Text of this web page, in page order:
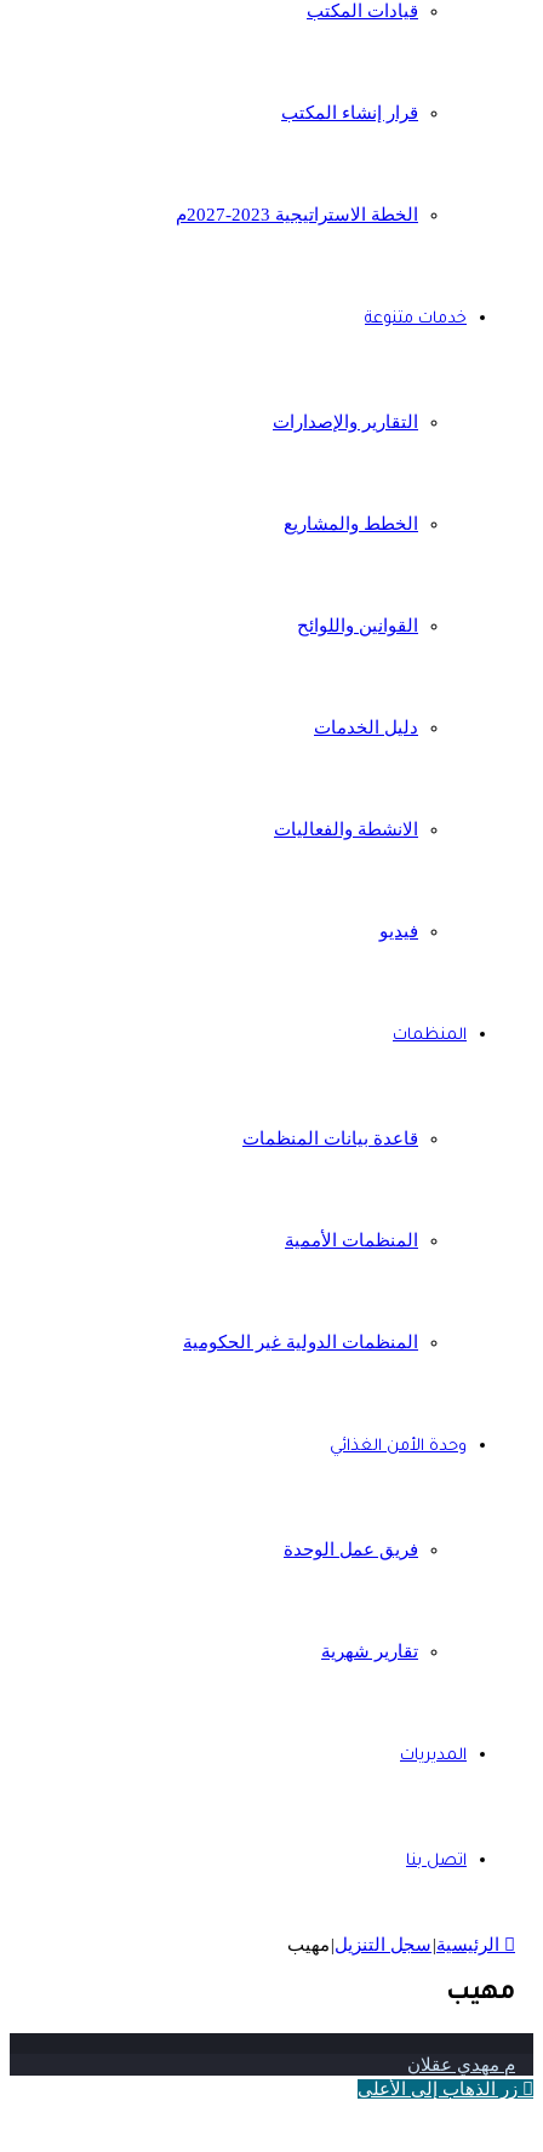
قيادات المكتب
قرار إنشاء المكتب
الخطة الاستراتيجية 2023-2027م
خدمات متنوعة
التقارير والإصدارات
الخطط والمشاريع
القوانين واللوائح
دليل الخدمات
الانشطة والفعاليات
فيديو
المنظمات
قاعدة بيانات المنظمات
المنظمات الأممية
المنظمات الدولية غير الحكومية
وحدة الأمن الغذائي
فريق عمل الوحدة
تقارير شهرية
المديريات
اتصل بنا
الرئيسية|سجل التنزيل|مهيب
مهيب
م مهدي عقلان
زر الذهاب إلى الأعلى